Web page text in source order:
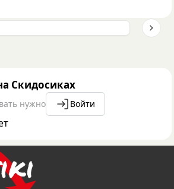
Next
Скидосиках
нужно Войти